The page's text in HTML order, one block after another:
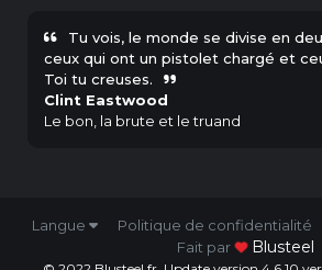
Tu vois, le monde se divise en
ceux qui ont un pistolet chargé et
Toi tu creuses.
Clint Eastwood
Le bon, la brute et le truand
Langue Politique de confidentialité
Fait par
Blusteel